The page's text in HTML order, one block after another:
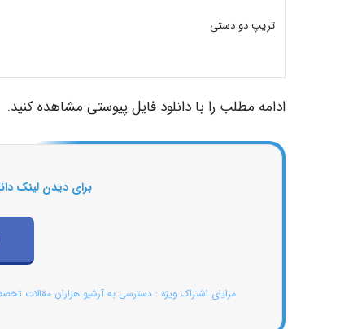
تریپ دو دستی
ادامه مطلب را با دانلود فایل پیوستی مشاهده کنید.
برای دیدن لینک
مزایای اشتراک ویژه : دسترسی به آرشیو هزاران مقالات